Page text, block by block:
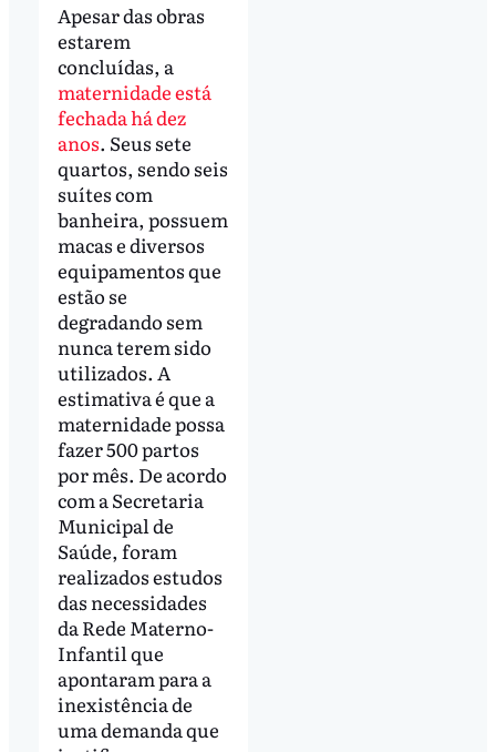
Apesar das obras
estarem
concluídas, a
maternidade está
fechada há dez
anos. Seus sete
quartos, sendo seis
suítes com
banheira, possuem
macas e diversos
equipamentos que
estão se
degradando sem
nunca terem sido
utilizados. A
estimativa é que a
maternidade possa
fazer 500 partos
por mês. De acordo
com a Secretaria
Municipal de
Saúde, foram
realizados estudos
das necessidades
da Rede Materno-
Infantil que
apontaram para a
inexistência de
uma demanda que